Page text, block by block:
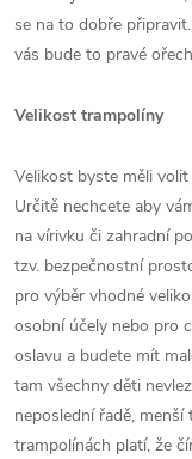
se na to dobře
vás bude to pravé
Velikost trampolíny
Velikost byste měli
Určitě nechcete aby
na vírivku či zahradní
tzv. bezpečnostní
pro výběr vhodné
osobní účely nebo pro
oslavu a budete mít
tam všechny děti
neposlední řadě,
trampolínách platí, že